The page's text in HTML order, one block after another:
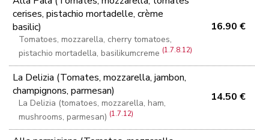
cerises, pistachio mortadelle, crème
basilic)
Tomatoes, mozzarella, cherry tomatoes,
pistachio mortadella, basilikumcreme (1.7.8.12)
16.90 €
La Delizia (Tomates, mozzarella, jambon,
champignons, parmesan)
La Delizia (tomatoes, mozzarella, ham,
mushrooms, parmesan) (1.7.12)
14.50 €